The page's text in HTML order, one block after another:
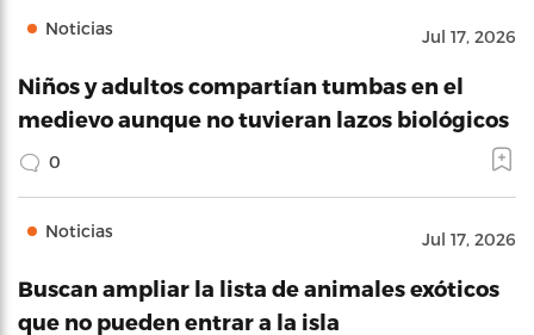
Noticias Jul 17, 2026
Niños y adultos compartían tumbas en el
medievo aunque no tuvieran lazos biológicos
0
Noticias Jul 17, 2026
Buscan ampliar la lista de animales exóticos
que no pueden entrar a la isla